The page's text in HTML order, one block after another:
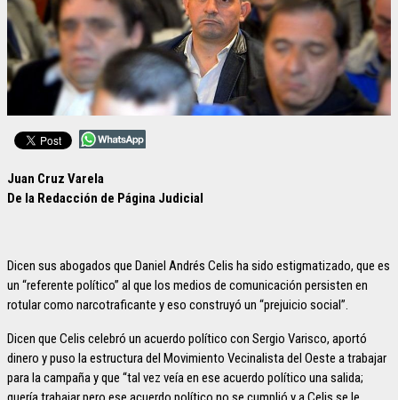
Juan Cruz Varela
De la Redacción de Página Judicial
Dicen sus abogados que Daniel Andrés Celis ha sido estigmatizado, que es
un “referente político” al que los medios de comunicación persisten en
rotular como narcotraficante y eso construyó un “prejuicio social”.
Dicen que Celis celebró un acuerdo político con Sergio Varisco, aportó
dinero y puso la estructura del Movimiento Vecinalista del Oeste a trabajar
para la campaña y que “tal vez veía en ese acuerdo político una salida;